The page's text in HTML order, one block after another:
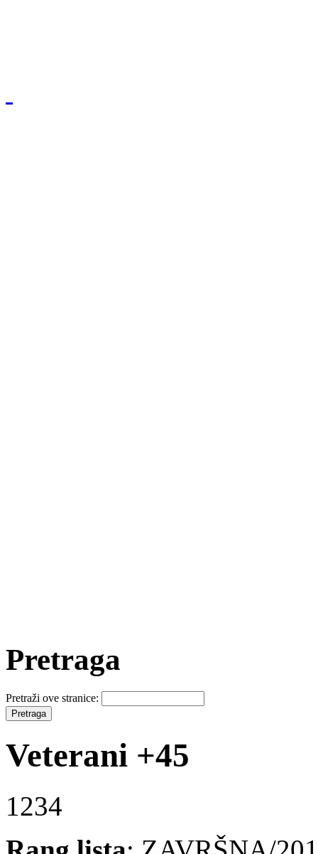
Pretraga
Pretraži ove stranice:
Veterani +45
1234